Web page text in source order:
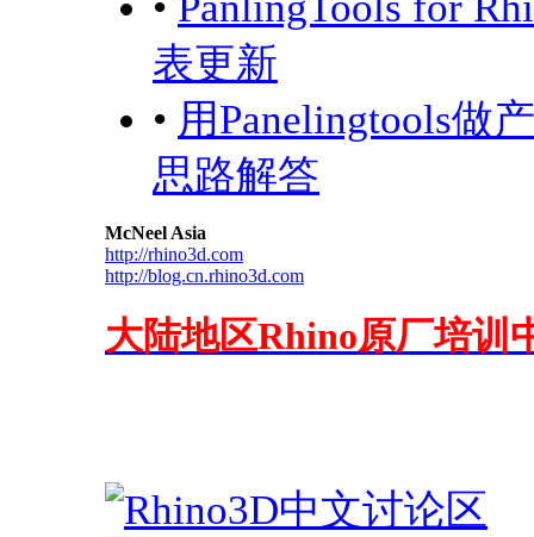
表更新
• 用Panelingtools做
思路解答
McNeel Asia
http://rhino3d.com
http://blog.cn.rhino3d.com
大陆地区Rhino原厂培训